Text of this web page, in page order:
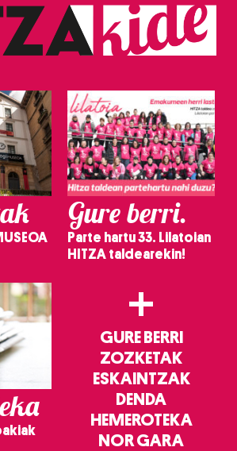
Gure berri.
Parte hartu 33. Lilatoian
HITZA taldearekin!
+
GURE BERRI
ZOZKETAK
ESKAINTZAK
DENDA
HEMEROTEKA
NOR GARA